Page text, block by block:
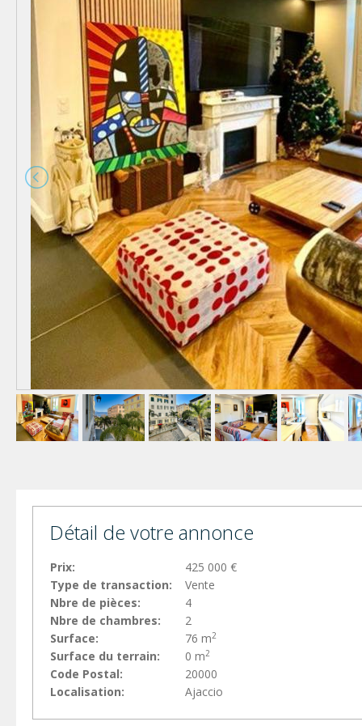
Détail de votre annonce
Prix:
425 000 €
Type de transaction:
Vente
Nbre de pièces:
4
Nbre de chambres:
2
Surface:
76 m2
Surface du terrain: 0 m2
Code Postal:
20000
Localisation:
Ajaccio